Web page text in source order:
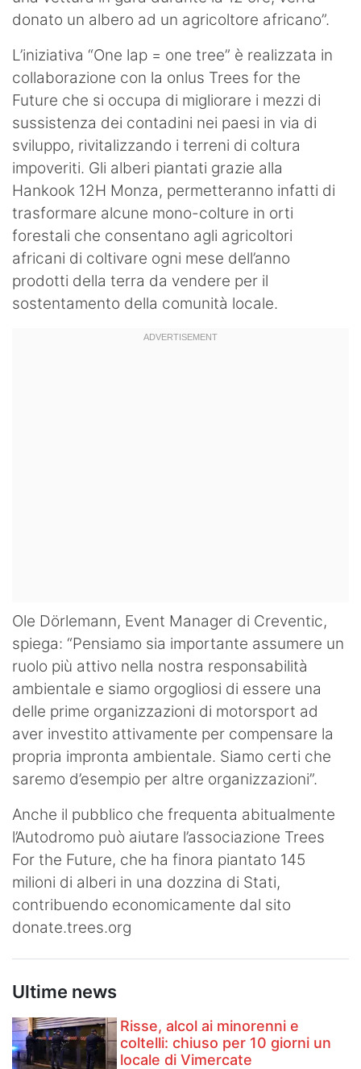
donato un albero ad un agricoltore africano”.
L’iniziativa “One lap = one tree” è realizzata in
collaborazione con la onlus Trees for the
Future che si occupa di migliorare i mezzi di
sussistenza dei contadini nei paesi in via di
sviluppo, rivitalizzando i terreni di coltura
impoveriti. Gli alberi piantati grazie alla
Hankook 12H Monza, permetteranno infatti di
trasformare alcune mono-colture in orti
forestali che consentano agli agricoltori
africani di coltivare ogni mese dell’anno
prodotti della terra da vendere per il
sostentamento della comunità locale.
Ole Dörlemann, Event Manager di Creventic,
spiega: “Pensiamo sia importante assumere un
ruolo più attivo nella nostra responsabilità
ambientale e siamo orgogliosi di essere una
delle prime organizzazioni di motorsport ad
aver investito attivamente per compensare la
propria impronta ambientale. Siamo certi che
saremo d’esempio per altre organizzazioni”.
Anche il pubblico che frequenta abitualmente
l’Autodromo può aiutare l’associazione Trees
For the Future, che ha finora piantato 145
milioni di alberi in una dozzina di Stati,
contribuendo economicamente dal sito
donate.trees.org
Ultime news
Risse, alcol ai minorenni e
coltelli: chiuso per 10 giorni un
locale di Vimercate